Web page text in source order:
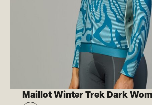
Maillot Winter Trek Dark